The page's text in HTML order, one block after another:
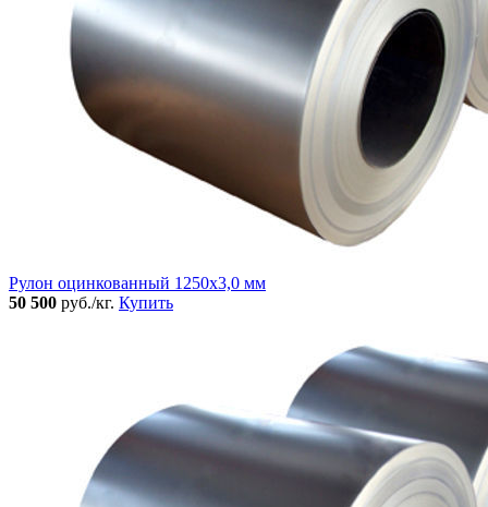
Рулон оцинкованный 1250х3,0 мм
50 500 руб./кг. Купить